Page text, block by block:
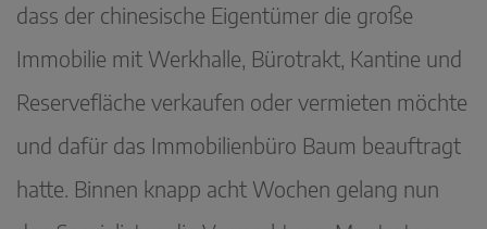
dass der chinesische Eigentümer die große
Immobilie mit Werkhalle, Bürotrakt, Kantine und
Reservefläche verkaufen oder vermieten möchte
und dafür das Immobilienbüro Baum beauftragt
hatte. Binnen knapp acht Wochen gelang nun